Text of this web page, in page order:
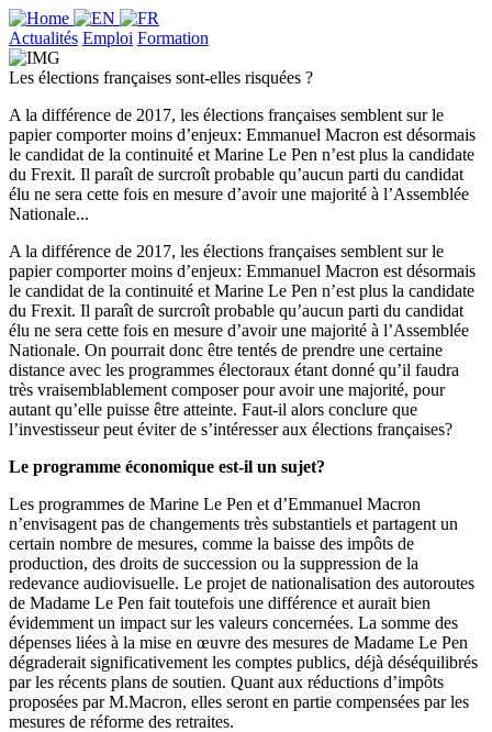
Actualités Emploi Formation
Les élections françaises sont-elles risquées ?
A la différence de 2017, les élections françaises semblent sur le
papier comporter moins d’enjeux: Emmanuel Macron est désormais
le candidat de la continuité et Marine Le Pen n’est plus la candidate
du Frexit. Il paraît de surcroît probable qu’aucun parti du candidat
élu ne sera cette fois en mesure d’avoir une majorité à l’Assemblée
Nationale...
A la différence de 2017, les élections françaises semblent sur le
papier comporter moins d’enjeux: Emmanuel Macron est désormais
le candidat de la continuité et Marine Le Pen n’est plus la candidate
du Frexit. Il paraît de surcroît probable qu’aucun parti du candidat
élu ne sera cette fois en mesure d’avoir une majorité à l’Assemblée
Nationale. On pourrait donc être tentés de prendre une certaine
distance avec les programmes électoraux étant donné qu’il faudra
très vraisemblablement composer pour avoir une majorité, pour
autant qu’elle puisse être atteinte. Faut-il alors conclure que
l’investisseur peut éviter de s’intéresser aux élections françaises?
Le programme économique est-il un sujet?
Les programmes de Marine Le Pen et d’Emmanuel Macron
n’envisagent pas de changements très substantiels et partagent un
certain nombre de mesures, comme la baisse des impôts de
production, des droits de succession ou la suppression de la
redevance audiovisuelle. Le projet de nationalisation des autoroutes
de Madame Le Pen fait toutefois une différence et aurait bien
évidemment un impact sur les valeurs concernées. La somme des
dépenses liées à la mise en œuvre des mesures de Madame Le Pen
dégraderait significativement les comptes publics, déjà déséquilibrés
par les récents plans de soutien. Quant aux réductions d’impôts
proposées par M.Macron, elles seront en partie compensées par les
mesures de réforme des retraites.